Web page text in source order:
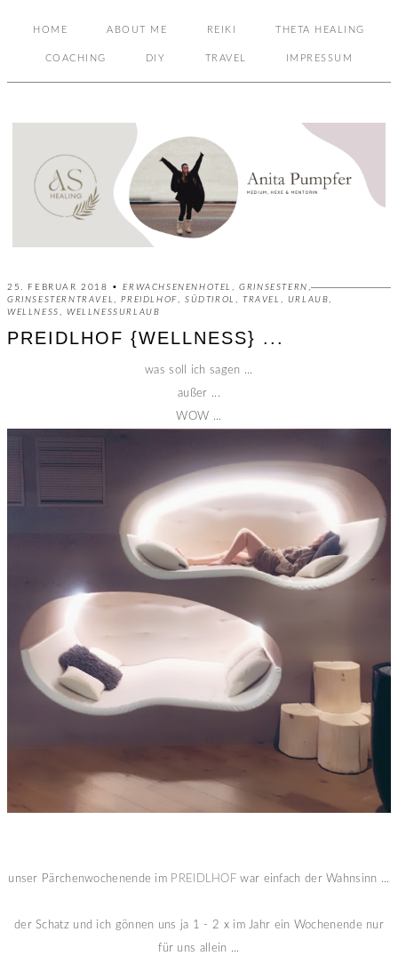
HOME ABOUT ME REIKI THETA HEALING
COACHING DIY TRAVEL IMPRESSUM
25. FEBRUAR 2018 •ERWACHSENENHOTEL ,GRINSESTERN ,
GRINSESTERNTRAVEL
,PREIDLHOF SÜDTIROL ,TRAVEL URLAUB
WELLNESS
,WELLNESSURLAUB
PREIDLHOF {WELLNESS} ...
was soll ich sagen ...
außer ...
WOW ...
unser Pärchenwochenende im PREIDLHOF war einfach der Wahnsinn ...
der Schatz und ich gönnen uns ja 1 - 2 x im Jahr ein Wochenende nur
für uns allein ...